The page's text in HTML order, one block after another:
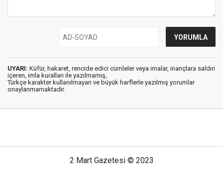
UYARI: Küfür, hakaret, rencide edici cümleler veya imalar, inançlara saldırı
içeren, imla kuralları ile yazılmamış,
Türkçe karakter kullanılmayan ve büyük harflerle yazılmış yorumlar
onaylanmamaktadır.
2 Mart Gazetesi © 2023